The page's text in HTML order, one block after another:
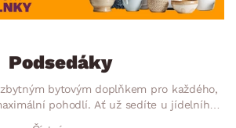
Podsedáky
bytovým doplňkem pro každého,
pohodlí. Ať už sedíte u jídelního